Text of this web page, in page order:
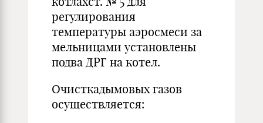
регулирования
температуры аэросмеси за
мельницами установлены
подва ДРГ на котел.
Очисткадымовых газов
осуществляется: